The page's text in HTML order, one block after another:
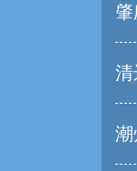
清
潮